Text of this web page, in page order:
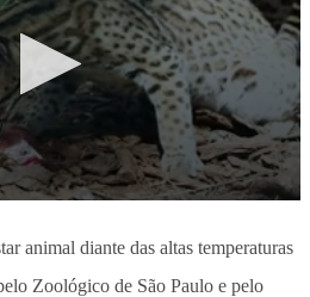
animal diante das altas temperaturas
Zoológico de São Paulo e pelo